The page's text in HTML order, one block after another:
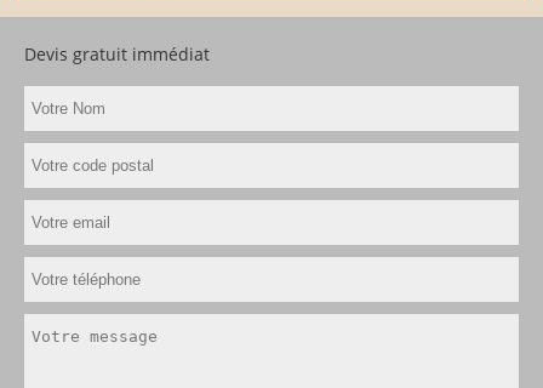
Devis gratuit immédiat